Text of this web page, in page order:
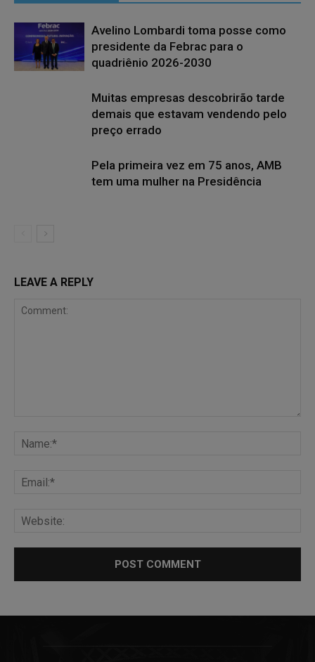
Avelino Lombardi toma posse como
presidente da Febrac para o
quadriênio 2026-2030
Muitas empresas descobrirão tarde
demais que estavam vendendo pelo
preço errado
Pela primeira vez em 75 anos, AMB
tem uma mulher na Presidência
LEAVE A REPLY